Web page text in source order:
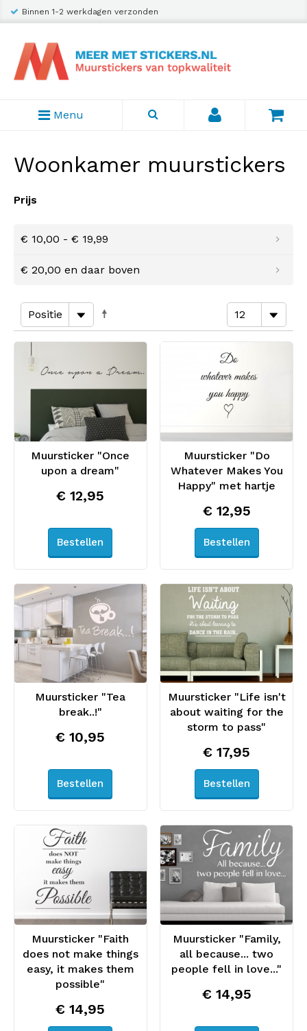
Binnen 1-2 werkdagen verzonden
Verzending slechts € 2,95
Menu
Woonkamer muurstickers
Prijs
€ 10,00 - € 19,99
€ 20,00 en daar boven
Muursticker "Once
upon a dream"
€ 12,95
Bestellen
Muursticker "Do
Whatever Makes You
Happy" met hartje
€ 12,95
Bestellen
Muursticker "Tea
break..!"
€ 10,95
Bestellen
Muursticker "Life isn't
about waiting for the
storm to pass"
€ 17,95
Bestellen
Muursticker "Faith
does not make things
easy, it makes them
possible"
€ 14,95
Muursticker "Family,
all because... two
people fell in love..."
€ 14,95